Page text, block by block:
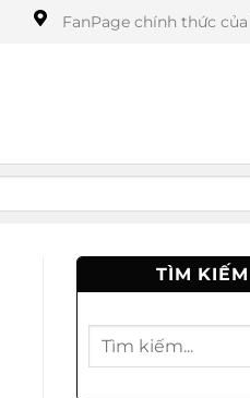
FanPage chính thức
TÌM KIẾM